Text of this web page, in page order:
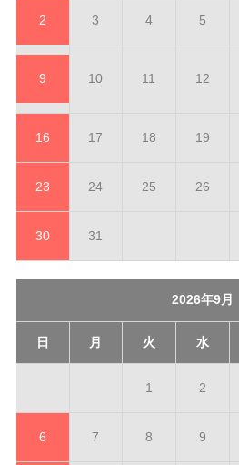
2 3 4 5
9 10 11 12
16 17 18 19
23 24 25 26
30 31
2026年9月
日 月 火 水
1 2
6 7 8 9